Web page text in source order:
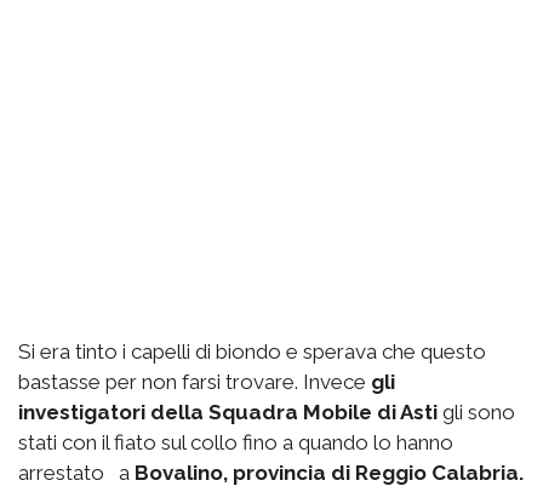
Si era tinto i capelli di biondo e sperava che questo
bastasse per non farsi trovare. Invece gli
investigatori della Squadra Mobile di Asti gli sono
stati con il fiato sul collo fino a quando lo hanno
arrestato a Bovalino, provincia di Reggio Calabria.